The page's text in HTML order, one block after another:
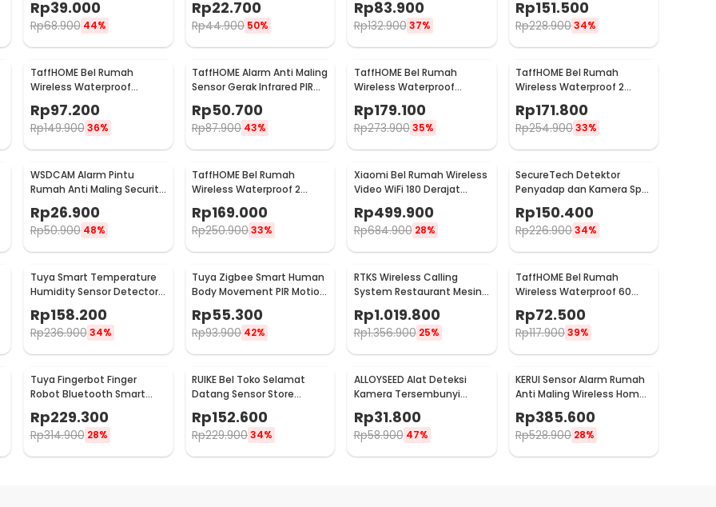
Rumah - EN502
Rp39.000
Rp68.900 44%
Rp22.700
Rp44.900 50%
Rp83.900
Rp132.900 37%
A10-2
Rp151.500
Rp228.90034%
TaffHOME Bel Rumah
Wireless Waterproof
Receiver - A101/A101-2
Rp97.200
Rp149.900 36%
TaffHOME Alarm Anti Maling
Sensor Gerak Infrared PIR
Rp50.700
Rp87.900 43%
TaffHOME Bel Rumah
Wireless Waterproof
Doorbell - H10
Rp179.100
Rp273.900 35%
TaffHOME Bel Rumah
Wireless Waterproof 2
Transmitter Doorbell -
A10BB
Rp171.800
Rp254.90033%
WSDCAM Alarm Pintu
Rumah Anti Maling Security
Alarm Door Stop 120dB - LL-
9806
Rp26.900
Rp50.900 48%
TaffHOME Bel Rumah
Wireless Waterproof 2
Receiver Doorbell - Q189-
BB
Rp169.000
Rp250.90033%
Xiaomi Bel Rumah Wireless
Video WiFi 180 Derajat
Rp499.900
Rp684.900 28%
SecureTech Detektor
Penyadap dan Kamera Spy
Detector - X13
Rp150.400
Rp226.90034%
Tuya Smart Temperature
Humidity Sensor Detector
WiFi - LTH01-W
Rp158.200
Rp236.900 34%
Tuya Zigbee Smart Human
Body Movement PIR Motion
Sensor Detector - ZB-
PL/ZB-P
Rp55.300
Rp93.900 42%
RTKS Wireless Calling
System Restaurant Mesin
Antrean 16 Pager - CTP302
Rp1.019.800
Rp1.356.900 25%
TaffHOME Bel Rumah
Wireless Waterproof 60
A50
Rp72.500
Rp117.90039%
Tuya Fingerbot Finger
Robot Bluetooth Smart
Home Voice Control - N-1
Rp229.300
Rp314.900 28%
RUIKE Bel Toko Selamat
Datang Sensor Store
Welcome Wireless Infrared
- M7-P827
Rp152.600
Rp229.90034%
ALLOYSEED Alat Deteksi
Kamera Tersembunyi
Infrared Anti Spy Type C -
S300
Rp31.800
Rp58.900 47%
KERUI Sensor Alarm Rumah
Anti Maling Wireless Home
Security 120dB - S1
Rp385.600
Rp528.900 28%